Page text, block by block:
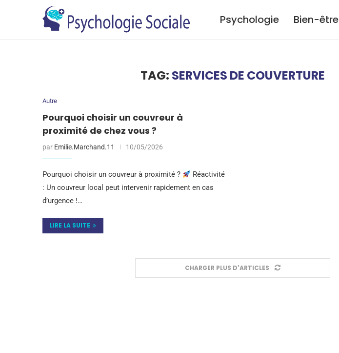
Psychologie Bien-être
TAG: SERVICES DE COUVERTURE
Autre
Pourquoi choisir un couvreur à
proximité de chez vous ?
par Emilie.Marchand.11 10/05/2026
Pourquoi choisir un couvreur à proximité ?
Réactivité
: Un couvreur local peut intervenir rapidement en cas
d’urgence !…
LIRE LA SUITE
CHARGER PLUS D'ARTICLES